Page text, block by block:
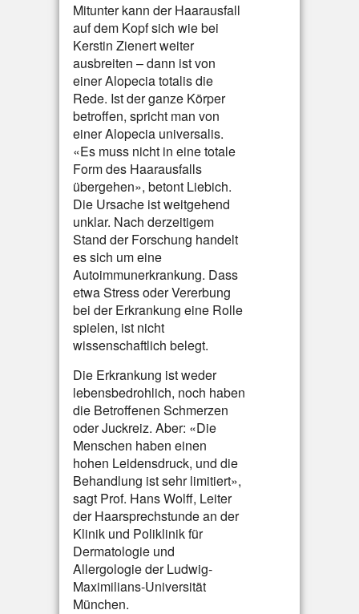
Mitunter kann der Haarausfall
auf dem Kopf sich wie bei
Kerstin Zienert weiter
ausbreiten – dann ist von
einer Alopecia totalis die
Rede. Ist der ganze Körper
betroffen, spricht man von
einer Alopecia universalis.
«Es muss nicht in eine totale
Form des Haarausfalls
übergehen», betont Liebich.
Die Ursache ist weitgehend
unklar. Nach derzeitigem
Stand der Forschung handelt
es sich um eine
Autoimmunerkrankung. Dass
etwa Stress oder Vererbung
bei der Erkrankung eine Rolle
spielen, ist nicht
wissenschaftlich belegt.
Die Erkrankung ist weder
lebensbedrohlich, noch haben
die Betroffenen Schmerzen
oder Juckreiz. Aber: «Die
Menschen haben einen
hohen Leidensdruck, und die
Behandlung ist sehr limitiert»,
sagt Prof. Hans Wolff, Leiter
der Haarsprechstunde an der
Klinik und Poliklinik für
Dermatologie und
Allergologie der Ludwig-
Maximilians-Universität
München.